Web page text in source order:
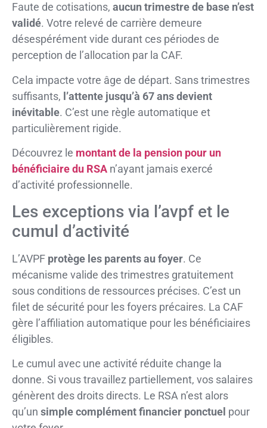
Faute de cotisations, aucun trimestre de base n’est
validé. Votre relevé de carrière demeure
désespérément vide durant ces périodes de
perception de l’allocation par la CAF.
Cela impacte votre âge de départ. Sans trimestres
suffisants, l’attente jusqu’à 67 ans devient
inévitable. C’est une règle automatique et
particulièrement rigide.
Découvrez le montant de la pension pour un
bénéficiaire du RSA n’ayant jamais exercé
d’activité professionnelle.
Les exceptions via l’avpf et le
cumul d’activité
L’AVPF protège les parents au foyer. Ce
mécanisme valide des trimestres gratuitement
sous conditions de ressources précises. C’est un
filet de sécurité pour les foyers précaires. La CAF
gère l’affiliation automatique pour les bénéficiaires
éligibles.
Le cumul avec une activité réduite change la
donne. Si vous travaillez partiellement, vos salaires
génèrent des droits directs. Le RSA n’est alors
qu’un simple complément financier ponctuel pour